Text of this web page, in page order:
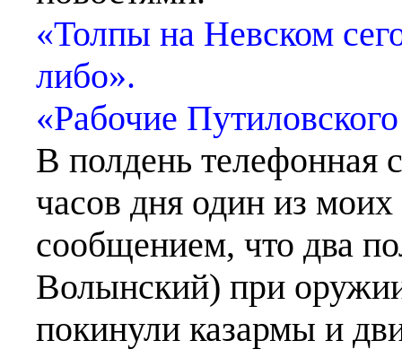
«Толпы на Невском
либо».
«Рабочие
В полдень телефонная
часов дня один из моих
сообщением, что два
Волынский) при
покинули казармы и